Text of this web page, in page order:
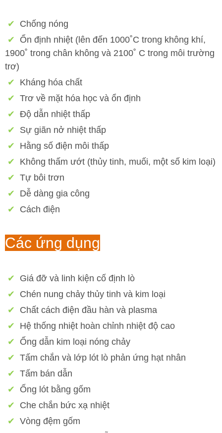
✔
Chống nóng
✔
Ổn định nhiệt (lên đến 1000˚C trong không khí,
1900˚ trong chân không và 2100˚ C trong môi trường
trơ)
✔
Kháng hóa chất
✔ Trơ về mặt hóa học và ổn định
✔ Độ dẫn nhiệt thấp
✔
Sự giãn nở nhiệt thấp
✔
Hằng số điện môi thấp
✔
Không thấm ướt (thủy tinh, muối, một số kim loại)
✔ Tự bôi trơn
✔
Dễ dàng gia công
✔
Cách điện
Các ứng dụng
✔
Giá đỡ và linh kiện cố định lò
✔
Chén nung chảy thủy tinh và kim loại
✔
Chất cách điện đầu hàn và plasma
✔
Hệ thống nhiệt hoàn chỉnh nhiệt độ cao
✔
Ống dẫn kim loại nóng chảy
✔ Tấm chắn và lớp lót lò phản ứng hạt nhân
✔ Tấm bán dẫn
✔
Ống lót bằng gốm
✔
Che chắn bức xạ nhiệt
✔ Vòng đệm gốm